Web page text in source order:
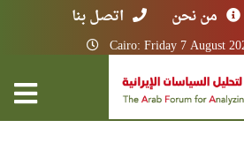
من نحن اتصل بنا
Cairo: Friday 7 August